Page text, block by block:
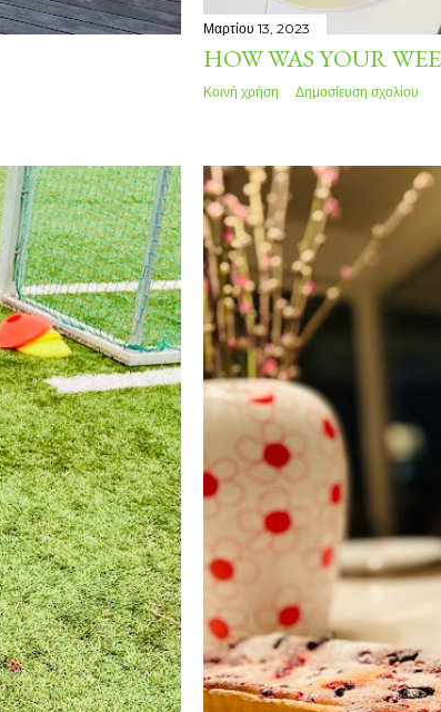
Μαρτίου 13, 2023
HOW WAS YOUR
Κοινή χρήση Δημοσίευση σχολίου